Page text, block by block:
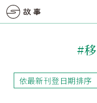
#
依最新刊登日期排序
依最新刊登日期排序